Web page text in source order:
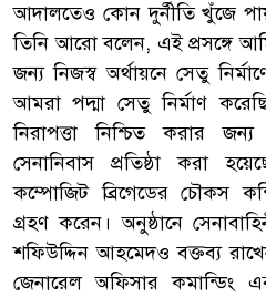
আদালতেও কোন দুর্নীতি খুঁজে
তিনি আরো বলেন, এই প্রসঙ্গে
জন্য নিজস্ব অর্থায়নে সেতু
আমরা পদ্মা সেতু নির্মাণ
নিরাপত্তা নিশ্চিত করার
সেনানিবাস প্রতিষ্ঠা করা
কম্পোজিট ব্রিগেডের চৌকস
গ্রহণ করেন। অনুষ্ঠানে
শফিউদ্দিন আহমেদও বক্তব্য
জেনারেল অফিসার কমান্ডিং